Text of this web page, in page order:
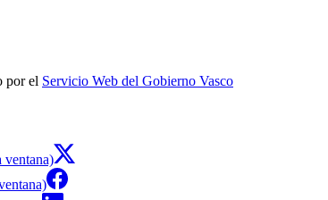
por el Servicio Web del Gobierno Vasco
ventana)